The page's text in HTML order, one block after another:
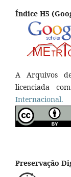
Índice H5
A Arquivos
licenciada
Internacional.
Preservação